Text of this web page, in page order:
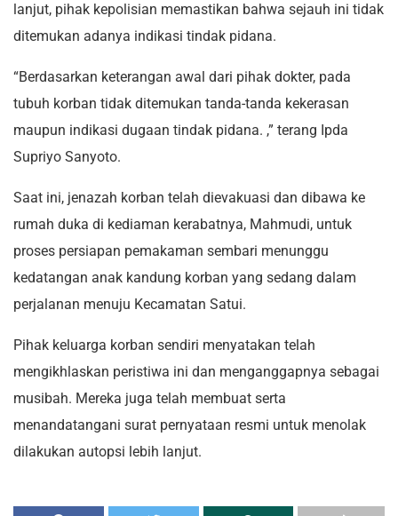
lanjut, pihak kepolisian memastikan bahwa sejauh ini tidak
ditemukan adanya indikasi tindak pidana.
“Berdasarkan keterangan awal dari pihak dokter, pada
tubuh korban tidak ditemukan tanda-tanda kekerasan
maupun indikasi dugaan tindak pidana. ,” terang Ipda
Supriyo Sanyoto.
Saat ini, jenazah korban telah dievakuasi dan dibawa ke
rumah duka di kediaman kerabatnya, Mahmudi, untuk
proses persiapan pemakaman sembari menunggu
kedatangan anak kandung korban yang sedang dalam
perjalanan menuju Kecamatan Satui.
Pihak keluarga korban sendiri menyatakan telah
mengikhlaskan peristiwa ini dan menganggapnya sebagai
musibah. Mereka juga telah membuat serta
menandatangani surat pernyataan resmi untuk menolak
dilakukan autopsi lebih lanjut.